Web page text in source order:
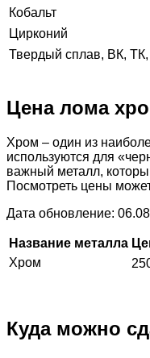
Кобальт
Цирконий
Твердый сплав, ВК,
Цена лома
Хром – один из
используются для
важный металл,
Посмотреть цены
Дата обновление:
Название металла
Хром
Куда можно